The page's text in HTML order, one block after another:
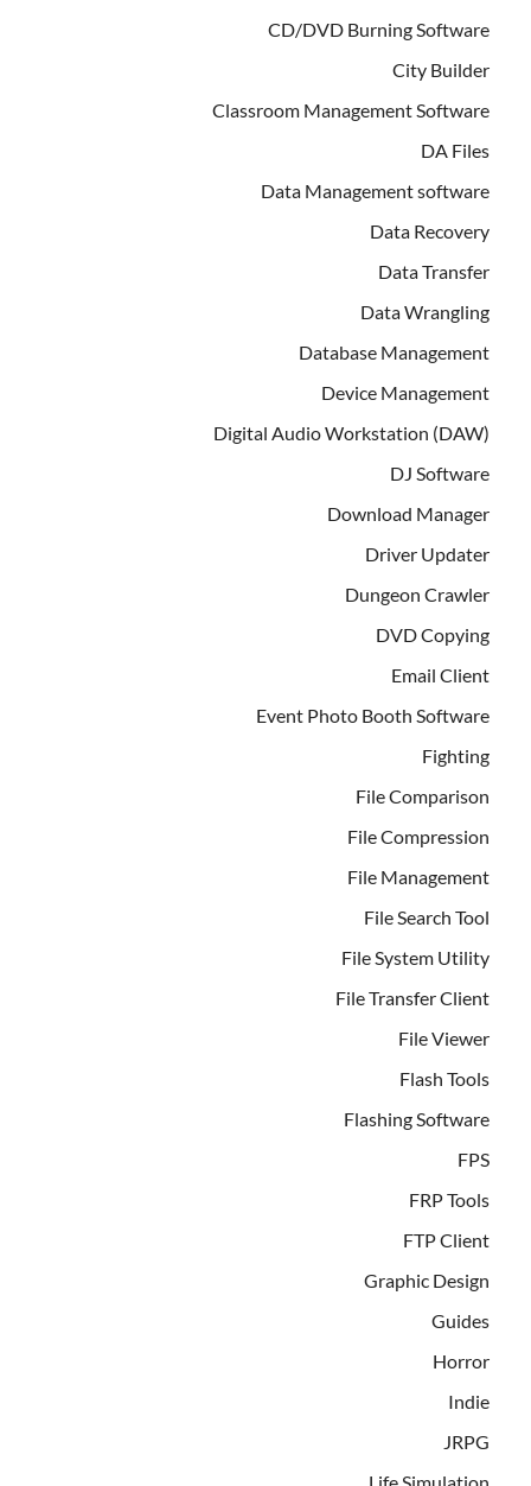
CD/DVD Burning Software
City Builder
Classroom Management Software
DA Files
Data Management software
Data Recovery
Data Transfer
Data Wrangling
Database Management
Device Management
Digital Audio Workstation (DAW)
DJ Software
Download Manager
Driver Updater
Dungeon Crawler
DVD Copying
Email Client
Event Photo Booth Software
Fighting
File Comparison
File Compression
File Management
File Search Tool
File System Utility
File Transfer Client
File Viewer
Flash Tools
Flashing Software
FPS
FRP Tools
FTP Client
Graphic Design
Guides
Horror
Indie
JRPG